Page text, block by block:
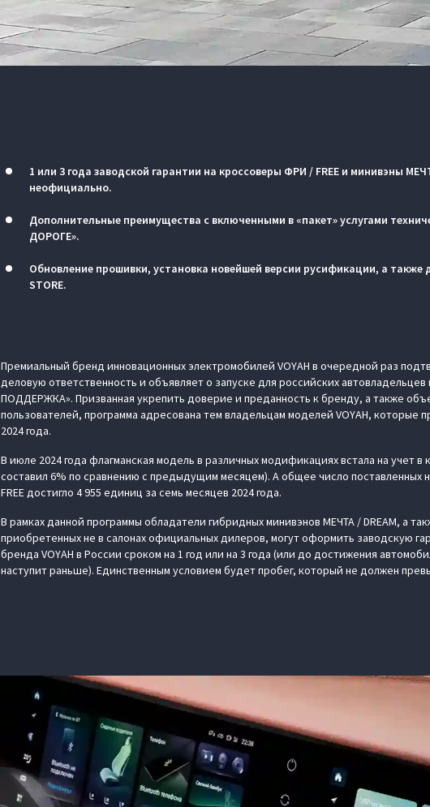
1 или 3 года заводской гарантии на кроссоверы ФРИ / FREE и минивэны
неофициально.
Дополнительные преимущества с включенными в «пакет» услугами
ДОРОГЕ».
Обновление прошивки, установка новейшей версии русификации, а также
STORE.
Премиальный бренд инновационных электромобилей VOYAH в очередной раз
деловую ответственность и объявляет о запуске для российских
ПОДДЕРЖКА». Призванная укрепить доверие и преданность к бренду, а также
пользователей, программа адресована тем владельцам моделей VOYAH, которые
2024 года.
В июле 2024 года флагманская модель в различных модификациях встала на учет
составил 6% по сравнению с предыдущим месяцем). А общее число
FREE достигло 4 955 единиц за семь месяцев 2024 года.
В рамках данной программы обладатели гибридных минивэнов МЕЧТА / DREAM, а
приобретенных не в салонах официальных дилеров, могут оформить заводскую
бренда VOYAH в России сроком на 1 год или на 3 года (или до достижения
наступит раньше). Единственным условием будет пробег, который не должен